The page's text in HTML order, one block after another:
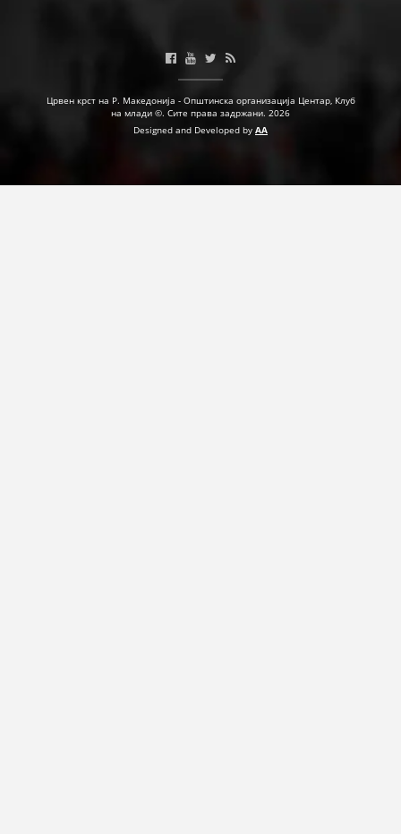
Црвен крст на Р. Македонија - Општинска организација Центар, Клуб
на млади ©. Сите права задржани. 2026
Designed and Developed by AA